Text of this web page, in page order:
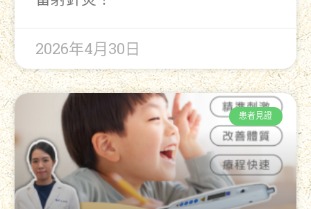
2026年4月30日
患者見證